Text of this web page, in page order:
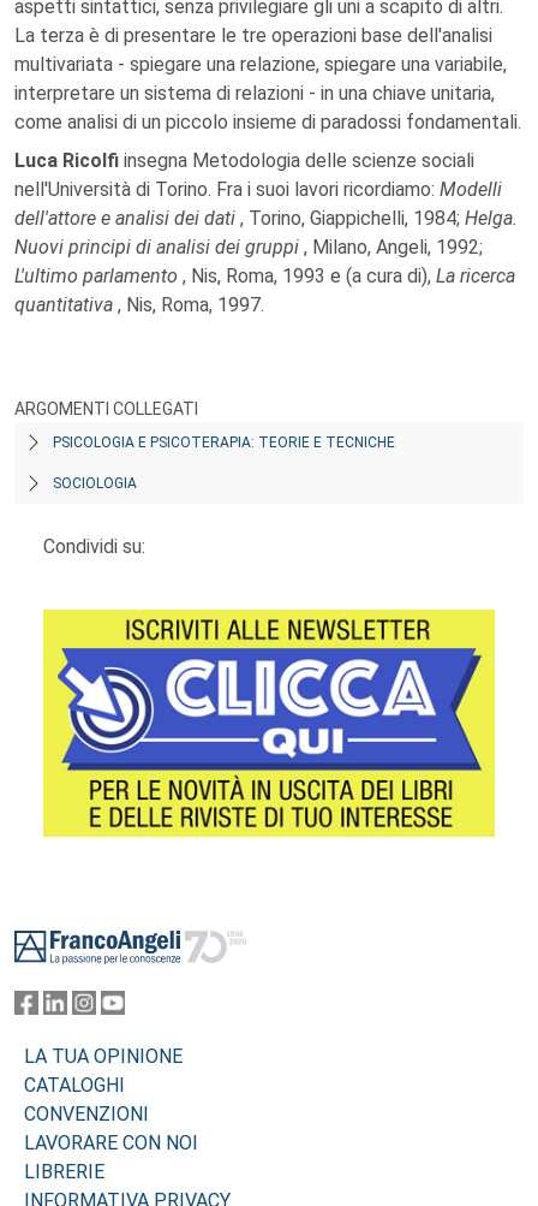
aspetti sintattici, senza privilegiare gli uni a scapito di altri.
La terza è di presentare le tre operazioni base dell'analisi
multivariata - spiegare una relazione, spiegare una variabile,
interpretare un sistema di relazioni - in una chiave unitaria,
come analisi di un piccolo insieme di paradossi fondamentali.
Luca Ricolfi insegna Metodologia delle scienze sociali
nell'Università di Torino. Fra i suoi lavori ricordiamo: Modelli
dell'attore e analisi dei dati , Torino, Giappichelli, 1984; Helga.
Nuovi principi di analisi dei gruppi , Milano, Angeli, 1992;
L'ultimo parlamento , Nis, Roma, 1993 e (a cura di), La ricerca
quantitativa , Nis, Roma, 1997.
ARGOMENTI COLLEGATI
PSICOLOGIA E PSICOTERAPIA: TEORIE E TECNICHE
SOCIOLOGIA
Condividi su:
LA TUA OPINIONE
CATALOGHI
CONVENZIONI
LAVORARE CON NOI
LIBRERIE
INFORMATIVA PRIVACY